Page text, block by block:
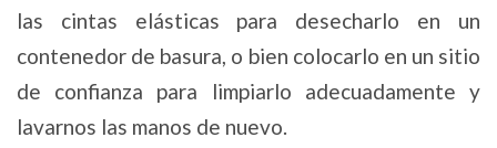
las cintas elásticas para desecharlo en un
contenedor de basura, o bien colocarlo en un sitio
de confianza para limpiarlo adecuadamente y
lavarnos las manos de nuevo.